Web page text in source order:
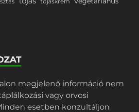
megjelenő információ nem
vagy orvosi
esetben konzultáljon